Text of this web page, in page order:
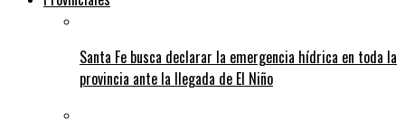
Santa Fe busca declarar la emergencia hídrica en toda la
provincia ante la llegada de El Niño